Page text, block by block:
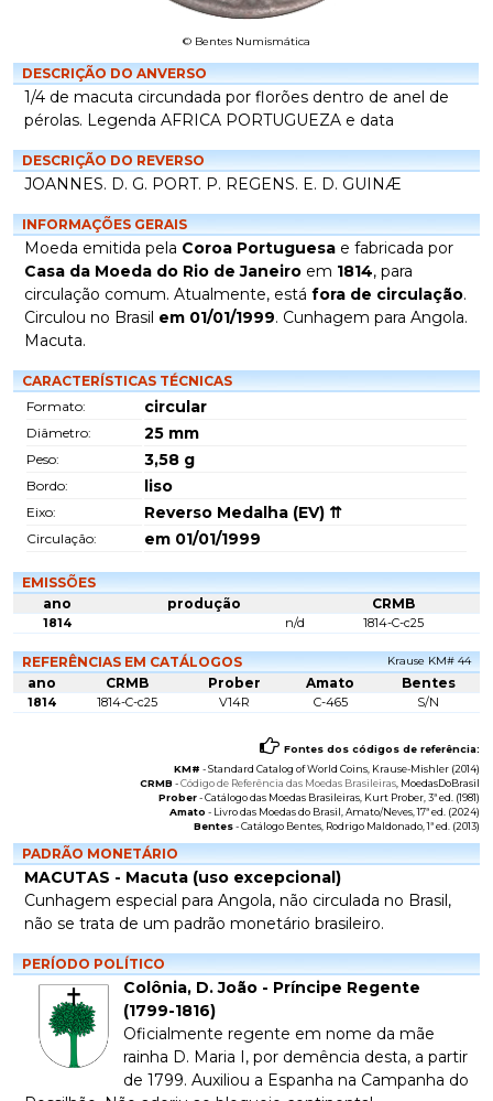
© Bentes Numismática
DESCRIÇÃO DO ANVERSO
1/4 de macuta circundada por florões dentro de anel de
pérolas. Legenda AFRICA PORTUGUEZA e data
DESCRIÇÃO DO REVERSO
JOANNES. D. G. PORT. P. REGENS. E. D. GUINÆ
INFORMAÇÕES GERAIS
Moeda emitida pela Coroa Portuguesa e fabricada por
Casa da Moeda do Rio de Janeiro em 1814, para
circulação comum. Atualmente, está fora de circulação.
Circulou no Brasil em 01/01/1999. Cunhagem para Angola.
Macuta.
CARACTERÍSTICAS TÉCNICAS
Formato:
circular
Diâmetro: 25 mm
Peso: 3,58 g
Bordo: liso
Eixo: Reverso Medalha (EV) ⇈
Circulação: em 01/01/1999
EMISSÕES
ano
produção CRMB
1814 n/d 1814-C-c25
REFERÊNCIAS EM CATÁLOGOS Krause KM# 44
ano CRMB Prober Amato Bentes
1814 1814-C-c25 V14R C-465 S/N
Fontes dos códigos de referência:
KM# -Standard Catalog of World Coins , Krause-Mishler (2014)
CRMB -Código de Referência das Moedas Brasileiras , MoedasDoBrasil
Prober-Catálogo das Moedas Brasileiras , Kurt Prober, 3ª ed. (1981)
Amato - Livro das Moedas do Brasil , Amato/Neves, 17ª ed. (2024)
Bentes-Catálogo Bentes , Rodrigo Maldonado, 1ª ed. (2013)
PADRÃO MONETÁRIO
MACUTAS - Macuta (uso excepcional)
Cunhagem especial para Angola, não circulada no Brasil,
não se trata de um padrão monetário brasileiro.
PERÍODO POLÍTICO
Colônia, D. João - Príncipe Regente
(1799-1816)
Oficialmente regente em nome da mãe
rainha D. Maria I, por demência desta, a partir
de 1799. Auxiliou a Espanha na Campanha do